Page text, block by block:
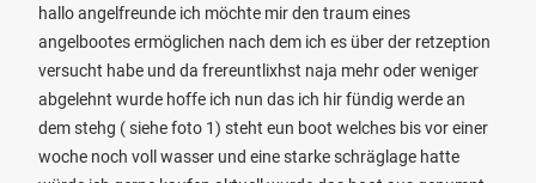
hallo angelfreunde ich möchte mir den traum eines
angelbootes ermöglichen nach dem ich es über der retzeption
versucht habe und da frereuntlixhst naja mehr oder weniger
abgelehnt wurde hoffe ich nun das ich hir fündig werde an
dem stehg ( siehe foto 1) steht eun boot welches bis vor einer
woche noch voll wasser und eine starke schräglage hatte